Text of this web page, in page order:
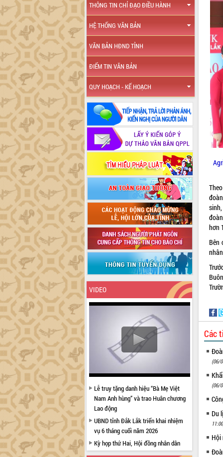
THÔNG TIN CHỈ ĐẠO ĐIỀU HÀNH
HỆ THỐNG VĂN BẢN
VĂN BẢN HĐND TỈNH
ĐIỂM TIN VĂN BẢN
QUY HOẠCH - KẾ HOẠCH
VIDEO
Lễ truy tặng danh hiệu “Bà Mẹ Việt
Nam Anh hùng” và trao Huân chương
Lao động
UBND tỉnh Đắk Lắk triển khai nhiệm
vụ 6 tháng cuối năm 2026
Kỳ họp thứ Hai, Hội đồng nhân dân
tỉnh khóa XI quyết nghị nhiều nội dung
hơn
Bên
Các
(06/
(06/
Du
Hội